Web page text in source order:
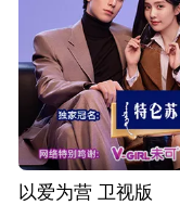
以爱为营 卫视版